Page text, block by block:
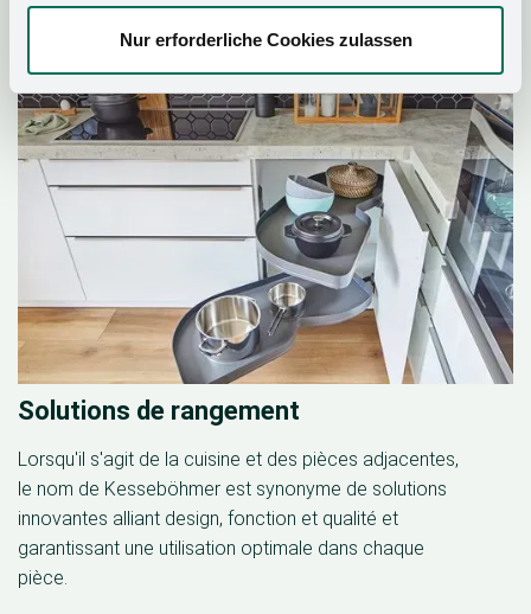
Nur erforderliche Cookies zulassen
Solutions de rangement
Lorsqu'il s'agit de la cuisine et des pièces adjacentes,
le nom de Kesseböhmer est synonyme de solutions
innovantes alliant design, fonction et qualité et
garantissant une utilisation optimale dans chaque
pièce.